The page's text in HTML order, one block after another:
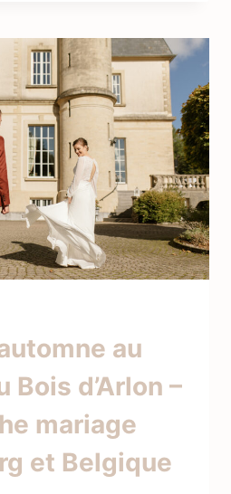
au
Bois d’Arlon –
mariage
et Belgique